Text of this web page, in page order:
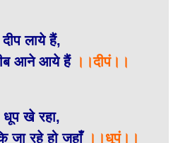
दीप लाये हैं,
आने आये हैं ।।दीपं।।
धूप खे रहा,
जा रहे हो जहाँ।।धूपं।।